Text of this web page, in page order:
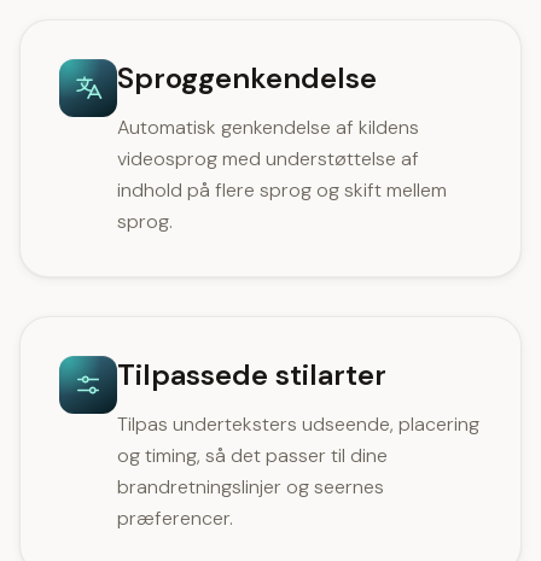
Sproggenkendelse
Automatisk genkendelse af kildens
videosprog med understøttelse af
indhold på flere sprog og skift mellem
sprog.
Tilpassede stilarter
Tilpas underteksters udseende, placering
og timing, så det passer til dine
brandretningslinjer og seernes
præferencer.